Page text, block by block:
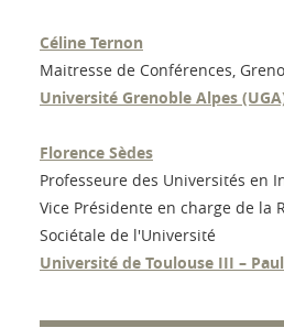
Céline Ternon
Maitresse de Conférences,
Université Grenoble Alpes
Florence Sèdes
Professeure des Universités en
Vice Présidente en charge de la
Sociétale de l'Université
Université de Toulouse III –